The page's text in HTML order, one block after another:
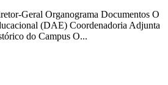
Geral Organograma Documentos O
(DAE) Coordenadoria Adjunta
do Campus O...